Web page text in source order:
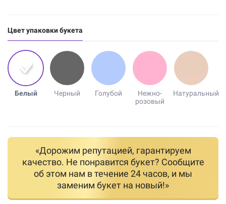
Цвет упаковки букета
Белый Черный Голубой
Нежно-
розовый
Натуральный
«Дорожим репутацией, гарантируем
качество. Не понравится букет? Сообщите
об этом нам в течение 24 часов, и мы
заменим букет на новый!»